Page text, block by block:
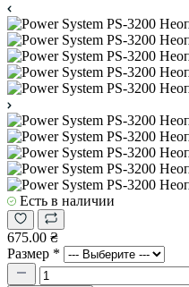
Есть в наличии
675.00 ₴
Размер *